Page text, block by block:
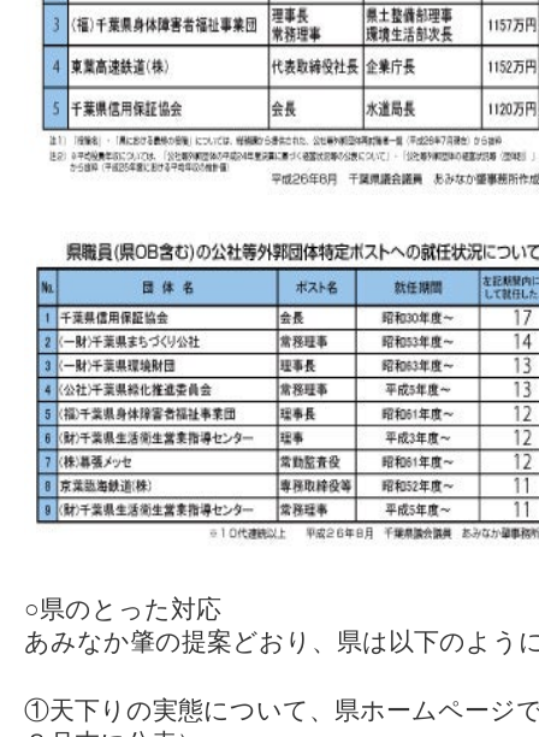
○県のとった対応
あみなか肇の提案どおり、県は以下のよう
①天下りの実態について、県ホームページ